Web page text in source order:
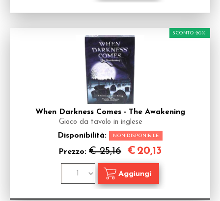
When Darkness Comes - The Awakening
Gioco da tavolo in inglese
Disponibilità: NON DISPONIBILE
Prezzo: € 25,16
SCONTO 20%
€ 20,13